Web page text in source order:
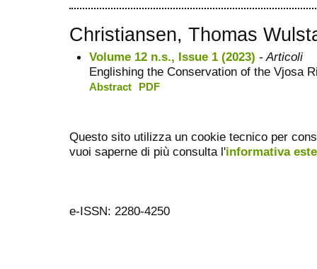
Christiansen, Thomas
Volume 12 n.s., Issue 1 (2023) - Articoli
Englishing the Conservation of the Vjosa
Abstract PDF
Questo sito utilizza un cookie tecnico per
vuoi saperne di più consulta l'informativa
e-ISSN: 2280-4250